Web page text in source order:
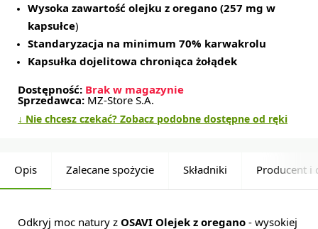
Wysoka zawartość olejku z oregano (257 mg w
kapsułce)
Standaryzacja na minimum 70% karwakrolu
Kapsułka dojelitowa chroniąca żołądek
Dostępność: Brak w magazynie
Sprzedawca: MZ-Store S.A.
↓ Nie chcesz czekać? Zobacz podobne dostępne od ręki
Opis Zalecane spożycie Składniki Producent i
Odkryj moc natury z OSAVI Olejek z oregano - wysokiej